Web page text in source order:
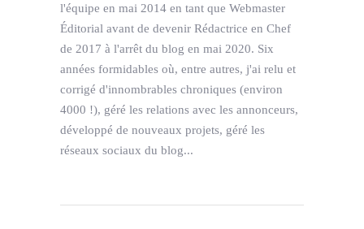
l'équipe en mai 2014 en tant que Webmaster
Éditorial avant de devenir Rédactrice en Chef
de 2017 à l'arrêt du blog en mai 2020. Six
années formidables où, entre autres, j'ai relu et
corrigé d'innombrables chroniques (environ
4000 !), géré les relations avec les annonceurs,
développé de nouveaux projets, géré les
réseaux sociaux du blog...